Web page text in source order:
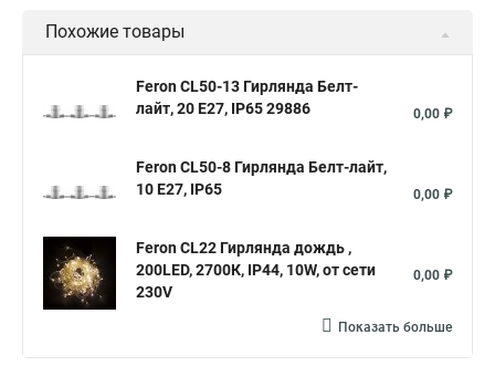
Похожие товары
Feron CL50-13 Гирлянда Белт-
лайт, 20 E27, IP65 29886
0,00 ₽
Feron CL50-8 Гирлянда Белт-лайт,
10 E27, IP65
0,00 ₽
Feron CL22 Гирлянда дождь ,
200LED, 2700К, IP44, 10W, от сети
230V
0,00 ₽
Показать больше